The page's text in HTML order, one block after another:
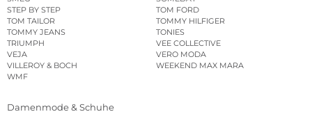
STEP BY STEP
TOM FORD
TOM TAILOR
TOMMY HILFIGER
TOMMY JEANS
TONIES
TRIUMPH
VEE COLLECTIVE
VEJA
VERO MODA
VILLEROY & BOCH
WEEKEND MAX MARA
WMF
Damenmode & Schuhe